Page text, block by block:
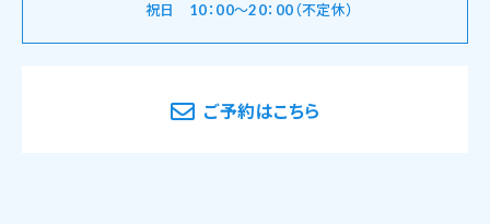
祝日 10：00～20：00（不定休）
ご予約はこちら